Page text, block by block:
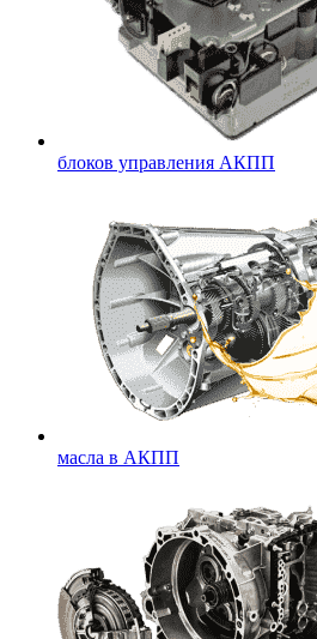
блоков управления АКПП
масла в АКПП